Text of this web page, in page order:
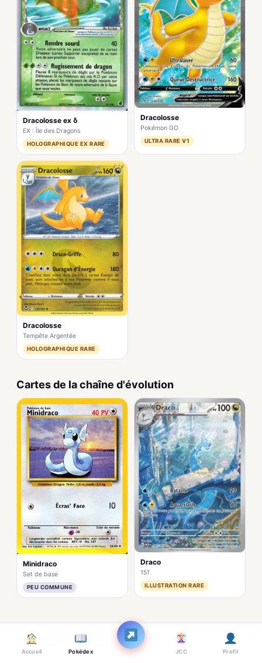
Dracolosse ex δ
EX : Île des Dragons
HOLOGRAPHIQUE EX RARE
Dracolosse
Pokémon GO
ULTRA RARE V1
Dracolosse
Tempête Argentée
HOLOGRAPHIQUE RARE
Cartes de la chaîne d'évolution
Minidraco
Set de base
PEU COMMUNE
Draco
151
ILLUSTRATION RARE
Entrées Pokédex
Description par jeu, avec sélection de langue.
Accueil Pokédex JCC Profil